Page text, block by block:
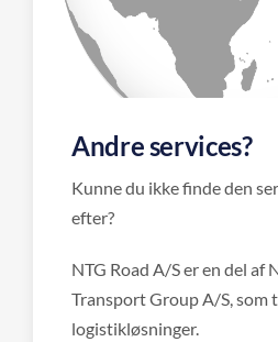
Andre services?
Kunne du ikke finde den
efter?
NTG Road A/S er en del af
Transport Group A/S, som
logistikløsninger.